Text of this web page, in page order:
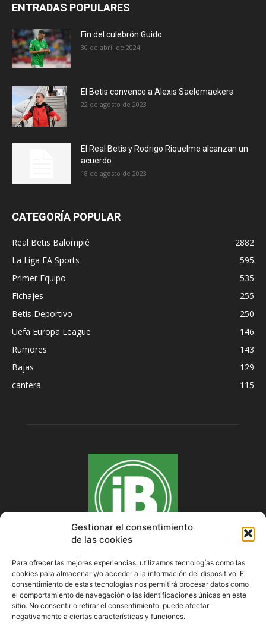
Gestionar el consentimiento
de las cookies
Para ofrecer las mejores experiencias, utilizamos tecnologías como las
cookies para almacenar y/o acceder a la información del dispositivo. El
consentimiento de estas tecnologías nos permitirá procesar datos como
el comportamiento de navegación o las identificaciones únicas en este
sitio. No consentir o retirar el consentimiento, puede afectar
negativamente a ciertas características y funciones.
ENTRADAS POPULARES
Fin del culebrón Guido
30 de abril de 2024
El Betis convence a Alexis Saelemaekers
22 de agosto de 2023
El Real Betis y Rodrigo Riquelme alcanzan un
acuerdo
18 de agosto de 2023
CATEGORÍA POPULAR
Real Betis Balompié
2882
La Liga EA Sports
595
Primer Equipo
535
Fichajes
255
Betis Deportivo
250
Uefa Europa League
146
Rumores
143
Bajas
129
cantera
115
SOBRE NOSOTROS